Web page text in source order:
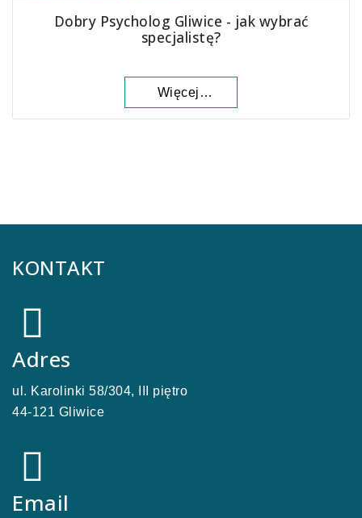
Dobry Psycholog Gliwice - jak wybrać
specjalistę?
Więcej…
KONTAKT
Adres
ul. Karolinki 58/304, III piętro
44-121 Gliwice
Email